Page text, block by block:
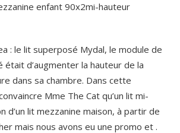
enfant 90x2mi-hauteur
: le lit superposé Mydal, le module de
d’augmenter la hauteur de la
dans sa chambre. Dans cette
Mme The Cat qu’un lit mi-
d’un lit mezzanine maison, à partir de
mais nous avons eu une promo et .